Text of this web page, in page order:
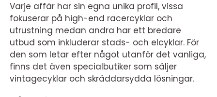
Varje affär har sin egna unika profil, vissa
fokuserar på high-end racercyklar och
utrustning medan andra har ett bredare
utbud som inkluderar stads- och elcyklar. För
den som letar efter något utanför det vanliga,
finns det även specialbutiker som säljer
vintagecyklar och skräddarsydda lösningar.